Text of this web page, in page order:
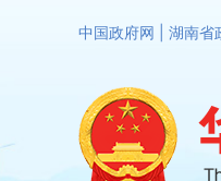
中国政府网 湖南省